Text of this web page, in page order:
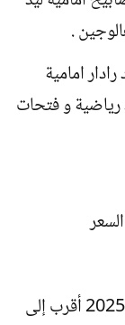
.
امامية
رياضية و فتحات
حاولت شركة هيونداي جعل السيارة اكسنت 2025 أقرب إلى